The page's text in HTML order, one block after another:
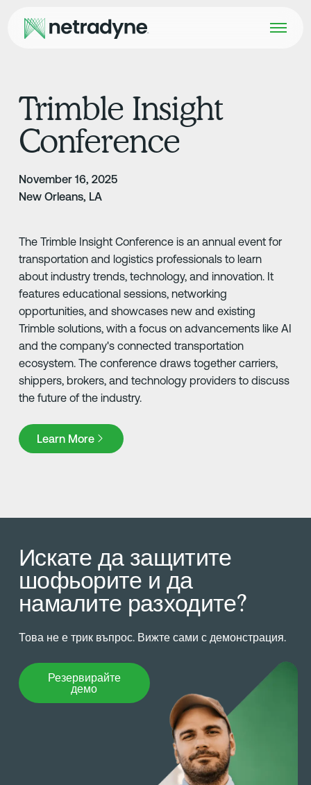
Trimble Insight
Conference
November 16, 2025
New Orleans, LA
The Trimble Insight Conference is an annual event for
transportation and logistics professionals to learn
about industry trends, technology, and innovation. It
features educational sessions, networking
opportunities, and showcases new and existing
Trimble solutions, with a focus on advancements like AI
and the company's connected transportation
ecosystem. The conference draws together carriers,
shippers, brokers, and technology providers to discuss
the future of the industry.
Learn More
Learn More
Искате да защитите
шофьорите и да
намалите разходите?
Това не е трик въпрос. Вижте сами с демонстрация.
Резервирайте
демо
Резервирайте демо